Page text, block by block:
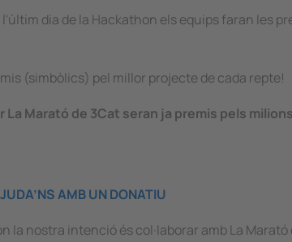
dia de la Hackathon els equips faran les
(simbòlics) pel millor projecte de cada repte!
Marató de 3Cat seran ja premis pels
AMB UN DONATIU
la nostra intenció és col·laborar amb La